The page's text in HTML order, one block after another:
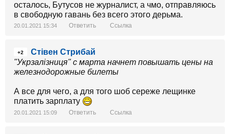
осталось, Бутусов не журналист, а чмо, отправляюсь
в свободную гавань без всего этого дерьма.
20.01.2021 15:34 Ответить Ссылка
+2
Стівен Стрибай
"Укрзалізниця" с марта начнет повышать цены на
железнодорожные билеты
А все для чего, а для того шоб сереже лещинке
платить зарплату
20.01.2021 15:09 Ответить Ссылка